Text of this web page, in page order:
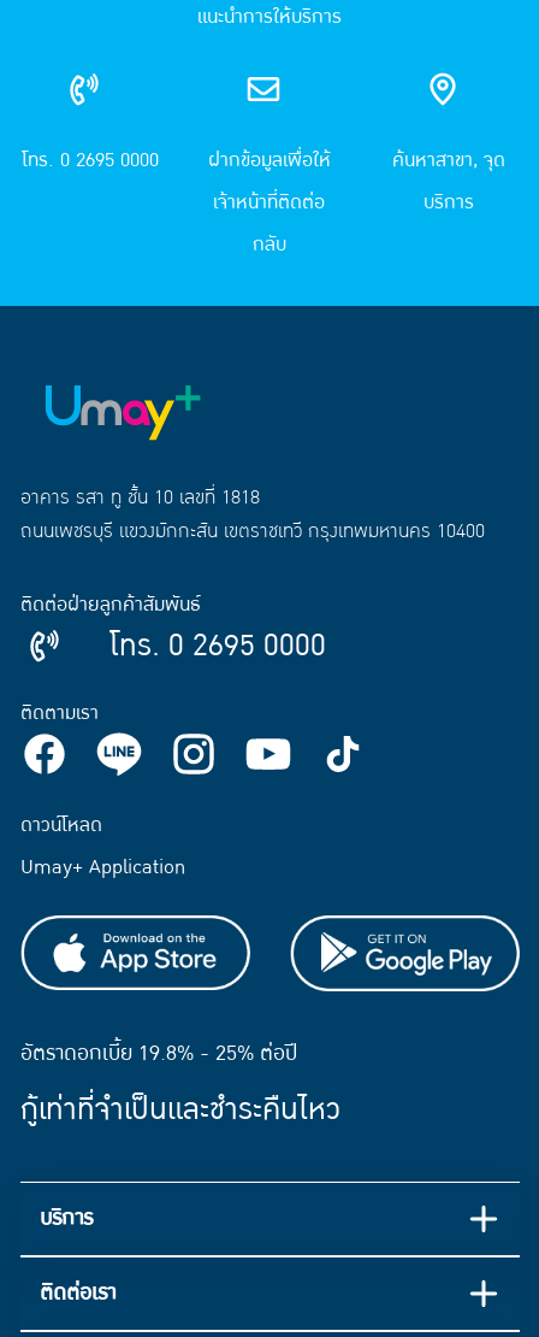
แนะนำการให้บริการ
โทร. 0 2695 0000
ฝากข้อมูลเพื่อให้
เจ้าหน้าที่ติดต่อ
กลับ
ค้นหาสาขา, จุด
บริการ
อาคาร รสา ทู ชั้น 10 เลขที่ 1818
ถนนเพชรบุรี แขวงมักกะสัน เขตราชเทวี กรุงเทพมหานคร 10400
ติดต่อฝ่ายลูกค้าสัมพันธ์
โทร. 0 2695 0000
ติดตามเรา
ดาวน์โหลด
Umay+ Application
อัตราดอกเบี้ย 19.8% - 25% ต่อปี
กู้เท่าที่จำเป็นและชำระคืนไหว
บริการ
ติดต่อเรา